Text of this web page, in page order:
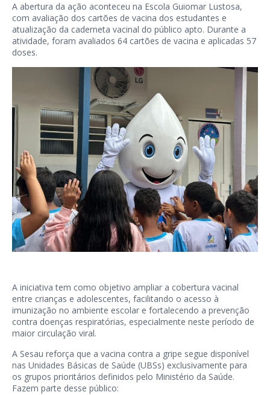
A abertura da ação aconteceu na Escola Guiomar Lustosa,
com avaliação dos cartões de vacina dos estudantes e
atualização da caderneta vacinal do público apto. Durante a
atividade, foram avaliados 64 cartões de vacina e aplicadas 57
doses.
A iniciativa tem como objetivo ampliar a cobertura vacinal
entre crianças e adolescentes, facilitando o acesso à
imunização no ambiente escolar e fortalecendo a prevenção
contra doenças respiratórias, especialmente neste período de
maior circulação viral.
A Sesau reforça que a vacina contra a gripe segue disponível
nas Unidades Básicas de Saúde (UBSs) exclusivamente para
os grupos prioritários definidos pelo Ministério da Saúde.
Fazem parte desse público: